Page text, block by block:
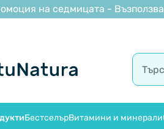
на седмицата -
БестселърВитамини и минерали